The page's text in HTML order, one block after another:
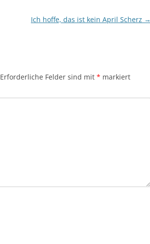
Ich hoffe, das ist kein April Scherz →
Erforderliche Felder sind mit * markiert